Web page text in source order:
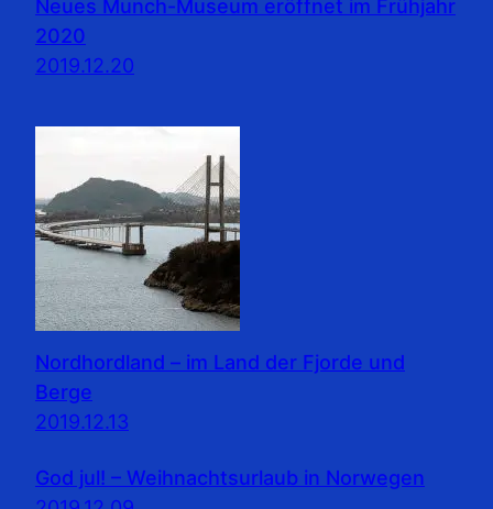
Neues Munch-Museum eröffnet im Frühjahr
2020
2019.12.20
Nordhordland – im Land der Fjorde und
Berge
2019.12.13
God jul! – Weihnachtsurlaub in Norwegen